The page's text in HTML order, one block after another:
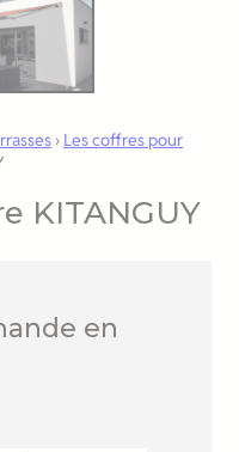
› Les coffres pour
KITANGUY
en